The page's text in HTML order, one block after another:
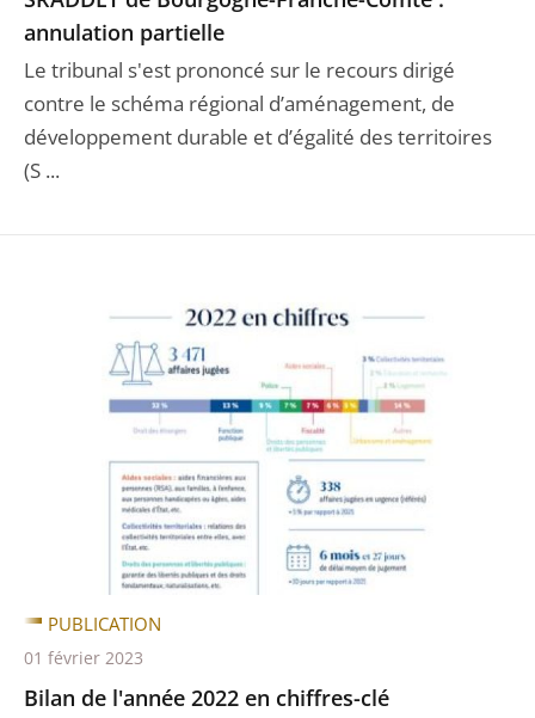
annulation partielle
Le tribunal s'est prononcé sur le recours dirigé
contre le schéma régional d’aménagement, de
développement durable et d’égalité des territoires
(S ...
Bilan de l'année 2022 en chiffres-clé
PUBLICATION
01 février 2023